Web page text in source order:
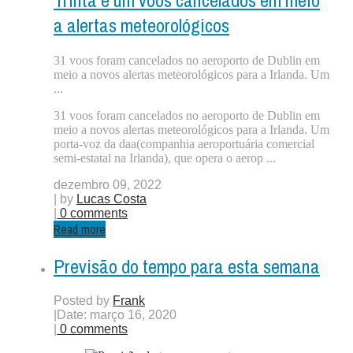
a alertas meteorológicos
31 voos foram cancelados no aeroporto de Dublin em
meio a novos alertas meteorológicos para a Irlanda. Um
...
31 voos foram cancelados no aeroporto de Dublin em
meio a novos alertas meteorológicos para a Irlanda. Um
porta-voz da daa(companhia aeroportuária comercial
semi-estatal na Irlanda), que opera o aerop ...
dezembro 09, 2022
| by Lucas Costa
0 comments
Read more
Previsão do tempo para esta semana
Posted by Frank
Date: março 16, 2020
0 comments